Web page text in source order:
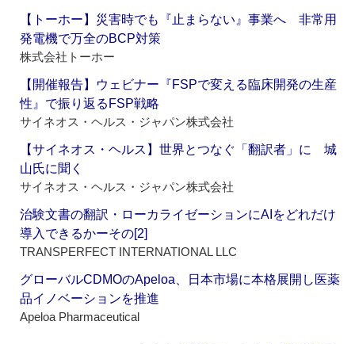
【トーホー】災害時でも『止まらない』事業へ 非常用
発電機で万全のBCP対策
株式会社トーホー
【開催報告】ウェビナー『FSPで変える臨床開発の生産
性』で振り返るFSP戦略
サイネオス・ヘルス・ジャパン株式会社
【サイネオス・ヘルス】世界とつなぐ「翻訳者」に 城
山氏に聞く
サイネオス・ヘルス・ジャパン株式会社
治験文書の翻訳・ローカライゼーションにAIをどれだけ
導入できるかーその[2]
TRANSPERFECT INTERNATIONAL LLC
グローバルCDMOのApeloa、日本市場に本格展開し医薬
品イノベーションを推進
Apeloa Pharmaceutical